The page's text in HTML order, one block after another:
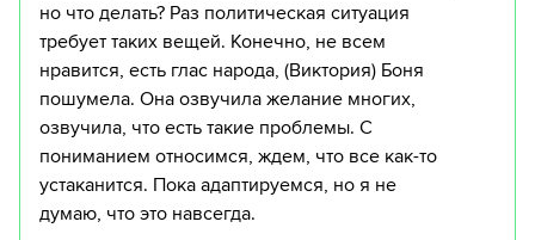
но что делать? Раз политическая ситуация
требует таких вещей. Конечно, не всем
нравится, есть глас народа, (Виктория) Боня
пошумела. Она озвучила желание многих,
озвучила, что есть такие проблемы. С
пониманием относимся, ждем, что все как-то
устаканится. Пока адаптируемся, но я не
думаю, что это навсегда.